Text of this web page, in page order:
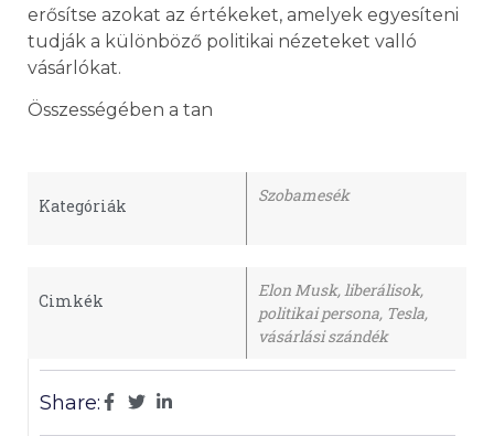
erősítse azokat az értékeket, amelyek egyesíteni
tudják a különböző politikai nézeteket valló
vásárlókat.
Összességében a tan
Kategóriák
Szobamesék
Cimkék
Elon Musk, liberálisok,
politikai persona, Tesla,
vásárlási szándék
Share: